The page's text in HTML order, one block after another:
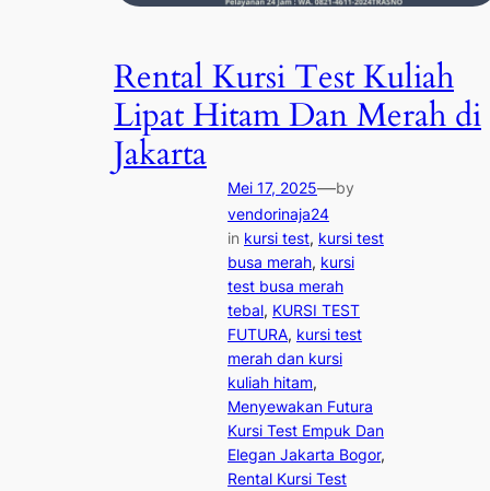
Rental Kursi Test Kuliah
Lipat Hitam Dan Merah di
Jakarta
Mei 17, 2025—by
vendorinaja24
in kursi test, kursi test
busa merah, kursi
test busa merah
tebal, KURSI TEST
FUTURA, kursi test
merah dan kursi
kuliah hitam
Menyewakan Futura
Kursi Test Empuk Dan
Elegan Jakarta Bogor
Rental Kursi Test